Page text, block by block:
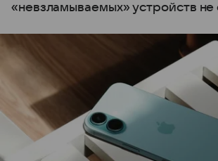
«невзламываемых» устройств не